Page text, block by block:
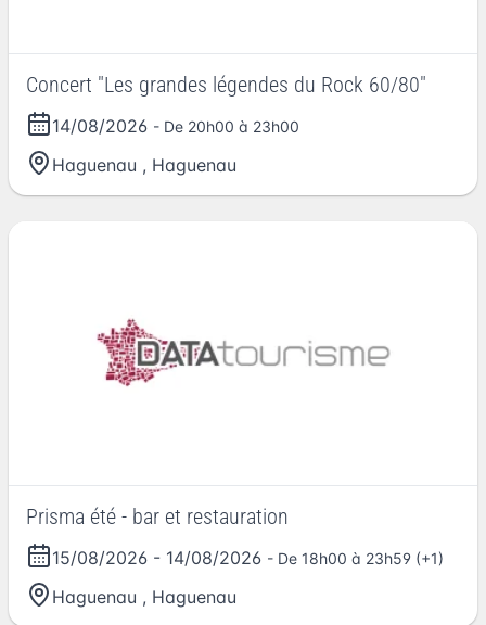
Concert "Les grandes légendes du Rock 60/80"
14/08/2026 - De 20h00 à 23h00
Haguenau , Haguenau
Prisma été - bar et restauration
15/08/2026 - 14/08/2026 - De 18h00 à 23h59 (+1)
Haguenau , Haguenau